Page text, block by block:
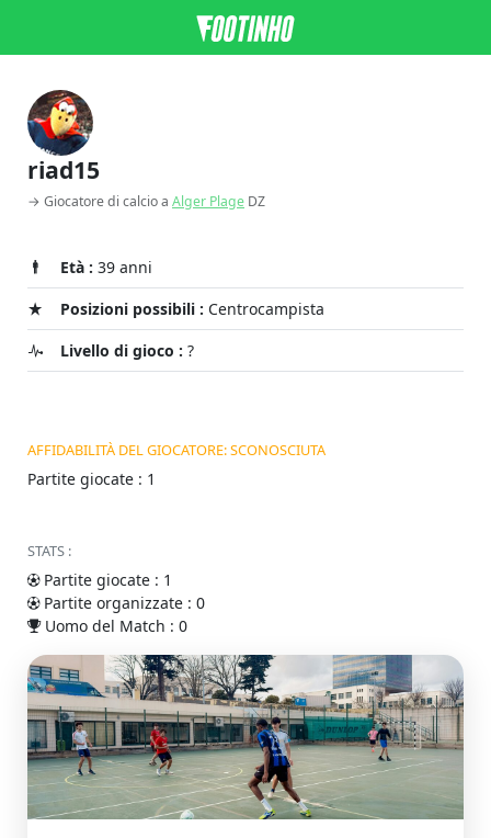
riad15
→ Giocatore di calcio a Alger Plage DZ
Età : 39 anni
Posizioni possibili : Centrocampista
Livello di gioco : ?
AFFIDABILITÀ DEL GIOCATORE: SCONOSCIUTA
Partite giocate : 1
STATS :
Partite giocate : 1
Partite organizzate : 0
Uomo del Match : 0